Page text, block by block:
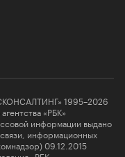
1995–2026
«РБК»
информации выдано
информационных
09.12.2015